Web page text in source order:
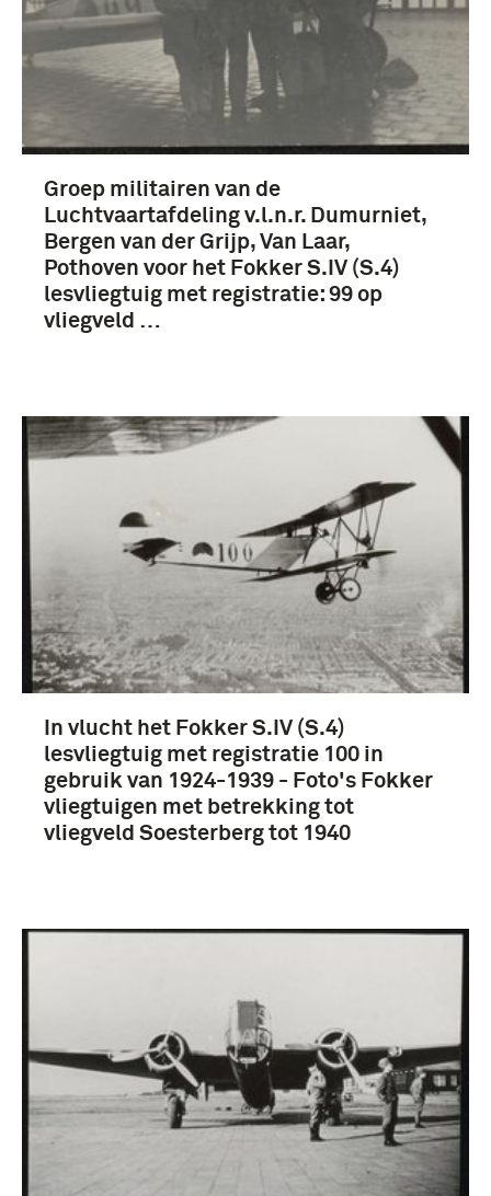
Groep militairen van de
Luchtvaartafdeling v.l.n.r. Dumurniet,
Bergen van der Grijp, Van Laar,
Pothoven voor het Fokker S.IV (S.4)
lesvliegtuig met registratie: 99 op
vliegveld …
In vlucht het Fokker S.IV (S.4)
lesvliegtuig met registratie 100 in
gebruik van 1924-1939 - Foto's Fokker
vliegtuigen met betrekking tot
vliegveld Soesterberg tot 1940